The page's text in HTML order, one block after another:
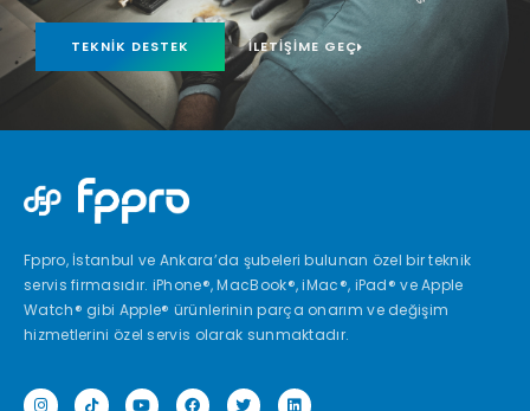
TEKNIK DESTEK İLETIŞIME GEÇ
Fppro, İstanbul ve Ankara’da şubeleri bulunan özel bir teknik
servis firmasıdır. iPhone®, MacBook®, iMac®, iPad® ve Apple
Watch® gibi Apple® ürünlerinin parça onarım ve değişim
hizmetlerini özel servis olarak sunmaktadır.